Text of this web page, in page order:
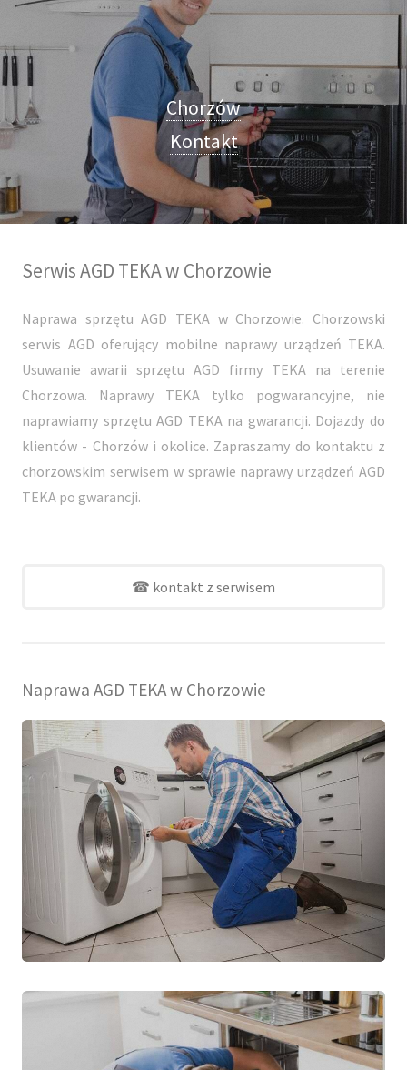
Chorzów
Kontakt
Serwis AGD TEKA w Chorzowie
Naprawa sprzętu AGD TEKA w Chorzowie. Chorzowski
serwis AGD oferujący mobilne naprawy urządzeń TEKA.
Usuwanie awarii sprzętu AGD firmy TEKA na terenie
Chorzowa. Naprawy TEKA tylko pogwarancyjne, nie
naprawiamy sprzętu AGD TEKA na gwarancji. Dojazdy do
klientów - Chorzów i okolice. Zapraszamy do kontaktu z
chorzowskim serwisem w sprawie naprawy urządzeń AGD
TEKA po gwarancji.
☎ kontakt z serwisem
Naprawa AGD TEKA w Chorzowie